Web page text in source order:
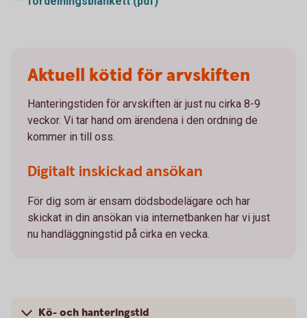
Aktuell kötid för arvskiften
Hanteringstiden för arvskiften är just nu cirka 8-9
veckor. Vi tar hand om ärendena i den ordning de
kommer in till oss.
Digitalt inskickad ansökan
För dig som är ensam dödsbodelägare och har
skickat in din ansökan via internetbanken har vi just
nu handläggningstid på cirka en vecka.
Kö- och hanteringstid